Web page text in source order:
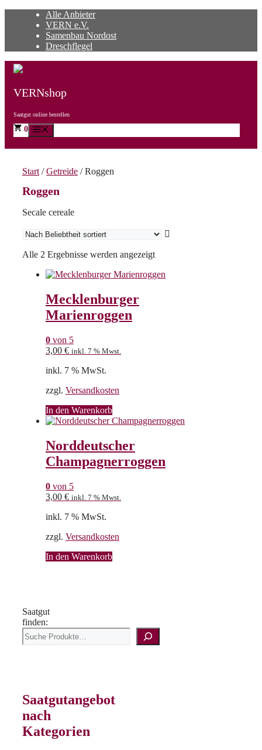
Alle Anbieter
VERN e.V.
Samenbau Nordost
Dreschflegel
VERNshop
Saatgut online bestellen
0
Start /Getreide / Roggen
Roggen
Secale cereale
Alle 2 Ergebnisse werden angezeigtNach
sortiert
Mecklenburger
Marienroggen
0 von 5
3,00 € inkl. 7 % Mwst.
inkl. 7 % MwSt.
zzgl. Versandkosten
In den Warenkorb
Norddeutscher
Champagnerroggen
0 von 5
3,00 € inkl. 7 % Mwst.
inkl. 7 % MwSt.
zzgl. Versandkosten
In den Warenkorb
Saatgut
finden:
Saatgutangebot
nach
Kategorien